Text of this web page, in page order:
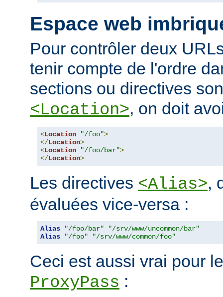
Espace web
Pour contrôler deux
tenir compte de l'ordre
sections ou directives
<Location>, on doit
<Location "/foo">
</Location>
<Location "/foo/bar">
</Location>
Les directives <Alias>,
évaluées vice-versa :
Alias "/foo/bar"
"/srv/www/uncommon/bar"
Alias
"/foo" "/srv/www/common/foo"
Ceci est aussi vrai pour
ProxyPass :